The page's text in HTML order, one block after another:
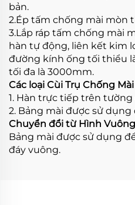
bản.
2.Ép tấm chống mài mòn
3.Lắp ráp tấm chống mài
hàn tự động, liên kết kim
đường kính ống tối thiểu
tối đa là 3000mm.
Các loại Cùi Trụ Chống
1. Hàn trực tiếp trên tường
2. Bảng mài được sử
Chuyển đổi từ Hình
Bảng mài được sử dụng
đáy vuông.